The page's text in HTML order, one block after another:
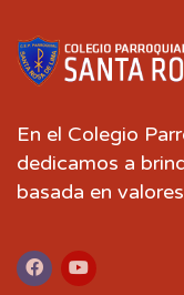
En el Colegio
dedicamos a
basada en